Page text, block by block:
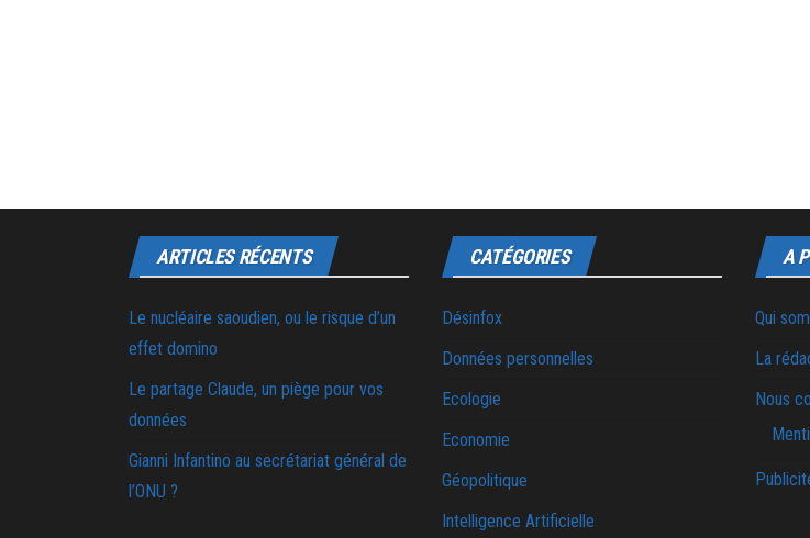
ARTICLES RÉCENTS
Le nucléaire saoudien, ou le risque d’un
effet domino
Le partage Claude, un piège pour vos
données
Gianni Infantino au secrétariat général de
l’ONU ?
CATÉGORIES
Désinfox
Données personnelles
Ecologie
Economie
Géopolitique
Intelligence Artificielle
A
Qui
La
Nous